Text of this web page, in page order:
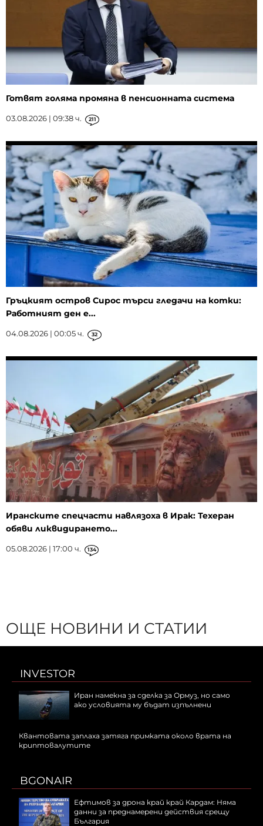
Готвят голяма промяна в пенсионната система
03.08.2026 | 09:38 ч. 211
Гръцкият остров Сирос търси гледачи на котки:
Работният ден е...
04.08.2026 | 00:05 ч. 32
Иранските спецчасти навлязоха в Ирак: Техеран
обяви ликвидирането...
05.08.2026 | 17:00 ч. 134
ОЩЕ НОВИНИ И СТАТИИ
INVESTOR
Иран намекна за сделка за Ормуз, но само
ако условията му бъдат изпълнени
Квантовата заплаха затяга примката около врата на
криптовалутите
BGONAIR
Ефтимов за дрона край край Кардам: Няма
данни за преднамерени действия срещу
България